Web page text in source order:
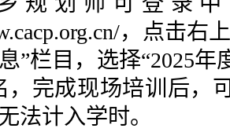
，点击右
”栏目，选择“2025
，完成现场培训后，
法计入学时。